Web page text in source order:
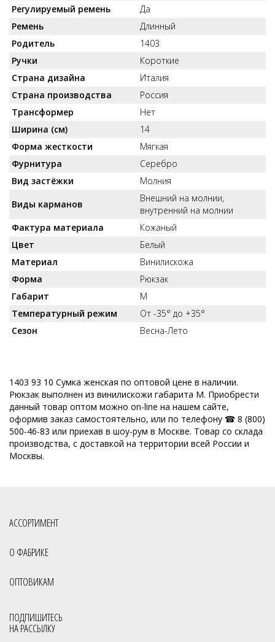
Регулируемый ремень
Да
Ремень
Длинный
Родитель
1403
Ручки
Короткие
Страна дизайна
Италия
Страна производства
Россия
Трансформер
Нет
Ширина (см)
14
Форма жесткости
Мягкая
Фурнитура
Серебро
Вид застёжки
Молния
Виды карманов
Внешний на молнии,
внутренний на молнии
Фактура материала
Кожаный
Цвет
Белый
Материал
Винилискожа
Форма
Рюкзак
Габарит
M
Температурный режим
От -35° до +35°
Сезон
Весна-Лето
1403 93 10 Сумка женская по оптовой цене в наличии.
Рюкзак выполнен из винилискожи габарита M. Приобрести
данный товар оптом можно on-line на нашем сайте,
оформив заказ самостоятельно, или по телефону ☎ 8 (800)
500-46-83 или приехав в шоу-рум в Москве. Товар со склада
производства, с доставкой на территории всей России и
Москвы.
АССОРТИМЕНТ
О ФАБРИКЕ
ОПТОВИКАМ
ПОДПИШИТЕСЬ
НА РАССЫЛКУ